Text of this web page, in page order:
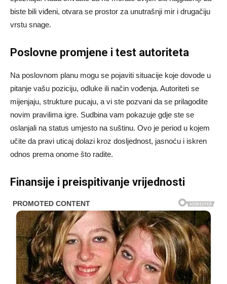
biste bili viđeni, otvara se prostor za unutrašnji mir i drugačiju
vrstu snage.
Poslovne promjene i test autoriteta
Na poslovnom planu mogu se pojaviti situacije koje dovode u
pitanje vašu poziciju, odluke ili način vođenja. Autoriteti se
mijenjaju, strukture pucaju, a vi ste pozvani da se prilagodite
novim pravilima igre. Sudbina vam pokazuje gdje ste se
oslanjali na status umjesto na suštinu. Ovo je period u kojem
učite da pravi uticaj dolazi kroz dosljednost, jasnoću i iskren
odnos prema onome što radite.
Finansije i preispitivanje vrijednosti